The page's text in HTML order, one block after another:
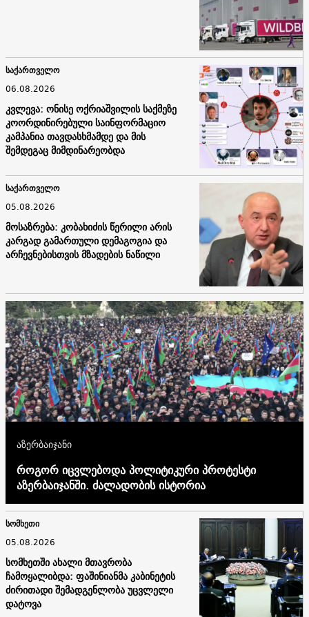
საქართველო
06.08.2026
კვლევა: ონისე ოქრიაშვილის საქმეზე
კოორდინირებული საინფორმაციო
კამპანია თავდასხმამდე და მის
შემდეგაც მიმდინარეობდა
საქართველო
05.08.2026
მოსაზრება: კობახიძის წერილი არის
კარგად გამართული დემაგოგია და
არჩევნებისთვის მზადების ნაწილი
აზერბაიჯანი
როგორ იცვლებოდა პოლიტიკური პროტესტი
აზერბაიჯანში. ძალადობის ისტორია
სომხეთი
05.08.2026
სომხეთში ახალი მთავრობა
ჩამოყალიბდა: ფაშინიანმა კაბინეტის
ძირითადი შემადგენლობა უცვლელი
დატოვა